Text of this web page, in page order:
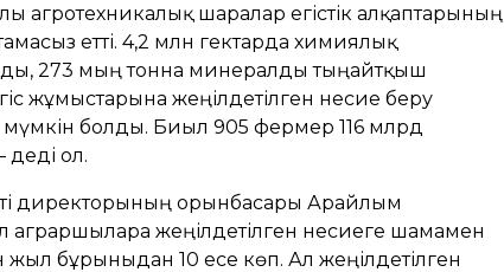
агротехникалық шаралар егістік алқаптарының
етті. 4,2 млн гектарда химиялық
273 мың тонна минералды тыңайтқыш
жұмыстарына жеңілдетілген несие беру
болды. Биыл 905 фермер 116 млрд
деді ол.
директорының орынбасары Арайлым
жеңілдетілген несиеге шамамен
бұрынғыдан 10 есе көп. Ал жеңілдетілген